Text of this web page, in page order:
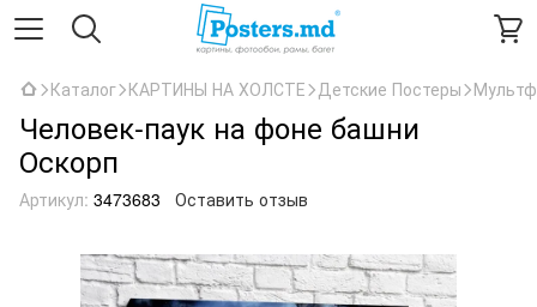
Каталог КАРТИНЫ НА ХОЛСТЕ Детские Постеры
Человек-паук на фоне башни
Оскорп
Артикул: 3473683 Оставить отзыв